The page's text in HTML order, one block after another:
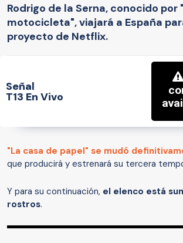
Rodrigo de la Serna, conocido por
motocicleta", viajará a España
proyecto de Netflix.
Señal
T13 En Vivo
"La casa de papel" se mudó
que producirá y estrenará su tercera
Y para su continuación, el elenco está
rostros.